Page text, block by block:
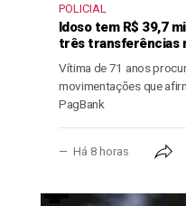
POLICIAL
Idoso tem R$ 39,7
três transferências
Vítima de 71 anos
movimentações que
PagBank
Há 8 horas